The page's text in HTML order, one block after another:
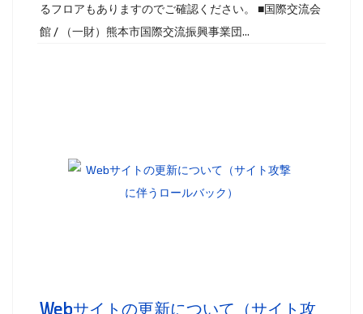
るフロアもありますのでご確認ください。 ■国際交流会
館 / （一財）熊本市国際交流振興事業団...
Webサイトの更新について（サイト攻